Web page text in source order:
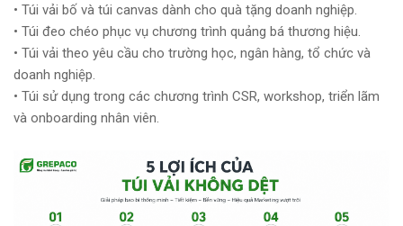
• Túi vải bố và túi canvas dành cho quà tặng doanh nghiệp.
• Túi đeo chéo phục vụ chương trình quảng bá thương hiệu.
• Túi vải theo yêu cầu cho trường học, ngân hàng, tổ chức và
doanh nghiệp.
• Túi sử dụng trong các chương trình CSR, workshop, triển lãm
và onboarding nhân viên.